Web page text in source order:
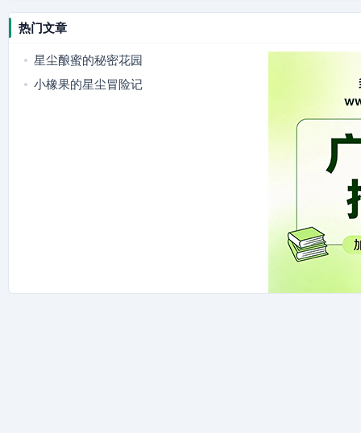
热门文章
星尘酿蜜的秘密花园
小橡果的星尘冒险记